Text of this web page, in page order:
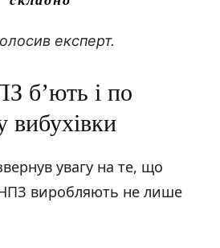
експерт.
б’ють і по
вибухівки
увагу на те, що
НПЗ виробляють не лише